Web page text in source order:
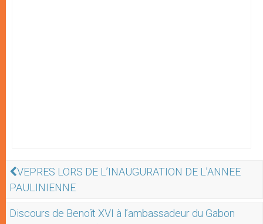
VEPRES LORS DE L’INAUGURATION DE L’ANNEE
PAULINIENNE
Discours de Benoît XVI à l’ambassadeur du Gabon